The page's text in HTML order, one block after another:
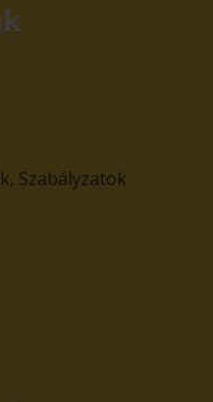
Szabályzatok